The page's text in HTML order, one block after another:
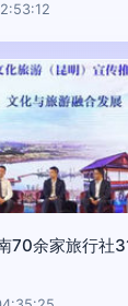
70余家旅行社